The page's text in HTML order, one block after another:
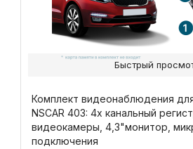
Комплект видеонаблюдения
NSCAR 403: 4х канальный
видеокамеры, 4,3"монитор,
подключения
Быстрый